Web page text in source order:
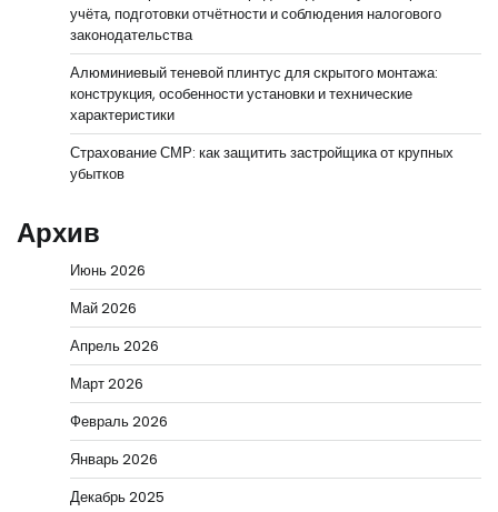
учёта, подготовки отчётности и соблюдения налогового
законодательства
Алюминиевый теневой плинтус для скрытого монтажа:
конструкция, особенности установки и технические
характеристики
Страхование СМР: как защитить застройщика от крупных
убытков
Архив
Июнь 2026
Май 2026
Апрель 2026
Март 2026
Февраль 2026
Январь 2026
Декабрь 2025